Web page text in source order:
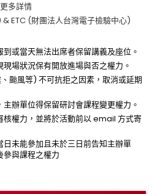
多詳情
ETC (財團法人台灣電子檢驗中心)
或當天無法出席者保留講義及座位。
場狀況保有開放進場與否之權力。
颱風等) 不可抗拒之因素，取消或延期
辦單位得保留研討會課程變更權力。
核權力，並將於活動前以 email 方式寄
未能參加且未於三日前告知主辦單
參與課程之權力